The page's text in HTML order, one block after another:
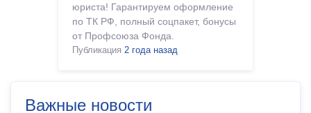
юриста! Гарантируем оформление
по ТК РФ, полный соцпакет, бонусы
от Профсоюза Фонда.
Публикация 2 года назад
Важные новости